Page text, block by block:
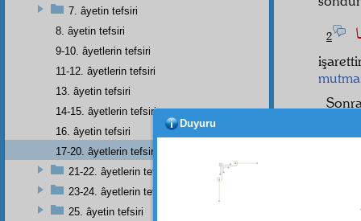
2
7. âyetin tefsiri
8. âyetin tefsiri
9-10. âyetlerin tefsiri
11-12. âyetlerin tefsiri
13. âyetin tefsiri
14-15. âyetlerin tefsiri
16. âyetin tefsiri
17-20. âyetlerin tefsiri
21-22. âyetlerin tefsiri
23-24. âyetlerin tefsiri
25. âyetin tefsiri
Duyuru